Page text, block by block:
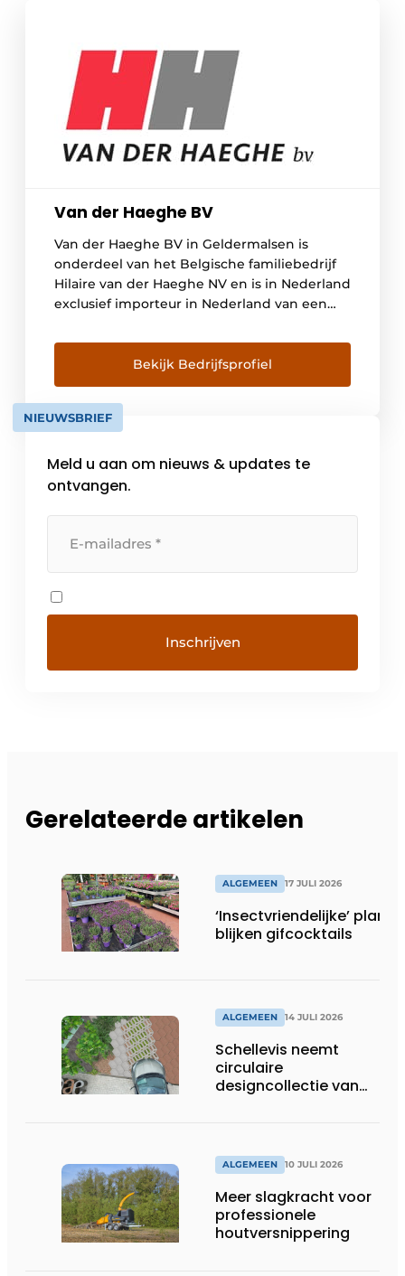
Van der Haeghe BV
Van der Haeghe BV in Geldermalsen is
onderdeel van het Belgische familiebedrijf
Hilaire van der Haeghe NV en is in Nederland
exclusief importeur in Nederland van een
Bekijk Bedrijfsprofiel
NIEUWSBRIEF
Meld u aan om nieuws & updates te
ontvangen.
Gerelateerde artikelen
ALGEMEEN 17 JULI 2026
‘Insectvriendelijke’
blijken gifcocktails
ALGEMEEN 14 JULI 2026
Schellevis neemt
circulaire
designcollectie van
ALGEMEEN 10 JULI 2026
Meer slagkracht voor
professionele
houtversnippering